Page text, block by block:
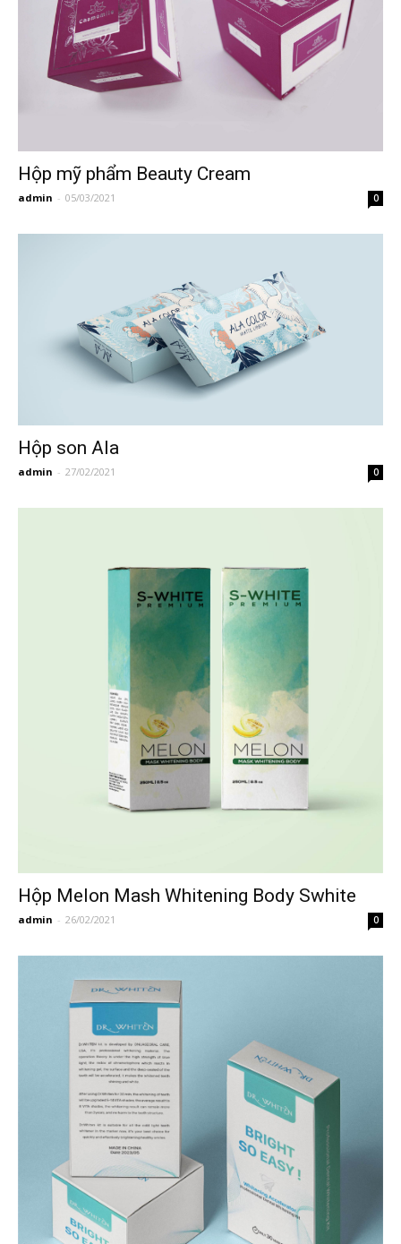
Hộp mỹ phẩm Beauty Cream
admin - 05/03/2021 0
Hộp son Ala
admin - 27/02/2021 0
Hộp Melon Mash Whitening Body Swhite
admin - 26/02/2021 0